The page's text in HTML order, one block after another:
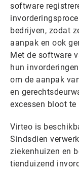
software
bedrijven, zodat
aanpak en ook
Met de software
hun
om de aanpak
en
excessen bloot te
Virteo is
Sindsdien
ziekenhuizen en
tienduizend